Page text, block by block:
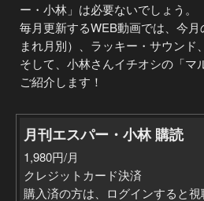
ー・小林」は必要ないでしょう。
毎月更新するWEB動画では、今
まれ月別）、ラッキー・サウンド、
そして、小林さんイチオシの「マ
ご紹介します！
月刊エスパー・小林 購読
1,980円/月
クレジットカード決済
購入済の方は、ログインすると